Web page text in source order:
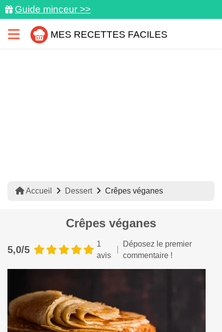
Guide minceur >>
MES RECETTES FACILES
Accueil Dessert Crêpes véganes
Crêpes véganes
5,0/5
1
avis
Déposez le premier
commentaire !